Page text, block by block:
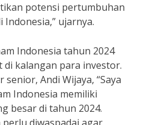
potensi pertumbuhan
ujarnya.
Indonesia tahun 2024
kalangan para investor.
Andi Wijaya, “Saya
Indonesia memiliki
besar di tahun 2024.